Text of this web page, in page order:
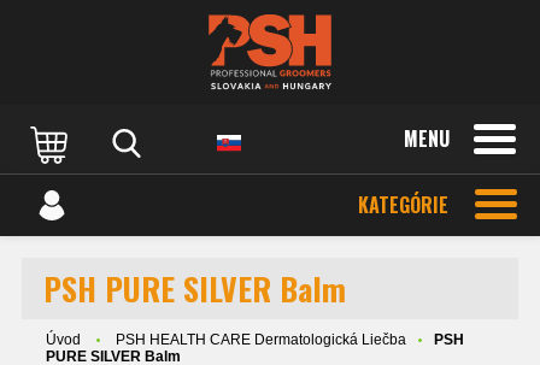
MENU
KATEGÓRIE
PSH PURE SILVER Balm
Úvod PSH HEALTH CARE Dermatologická Liečba
PSH
PURE SILVER Balm